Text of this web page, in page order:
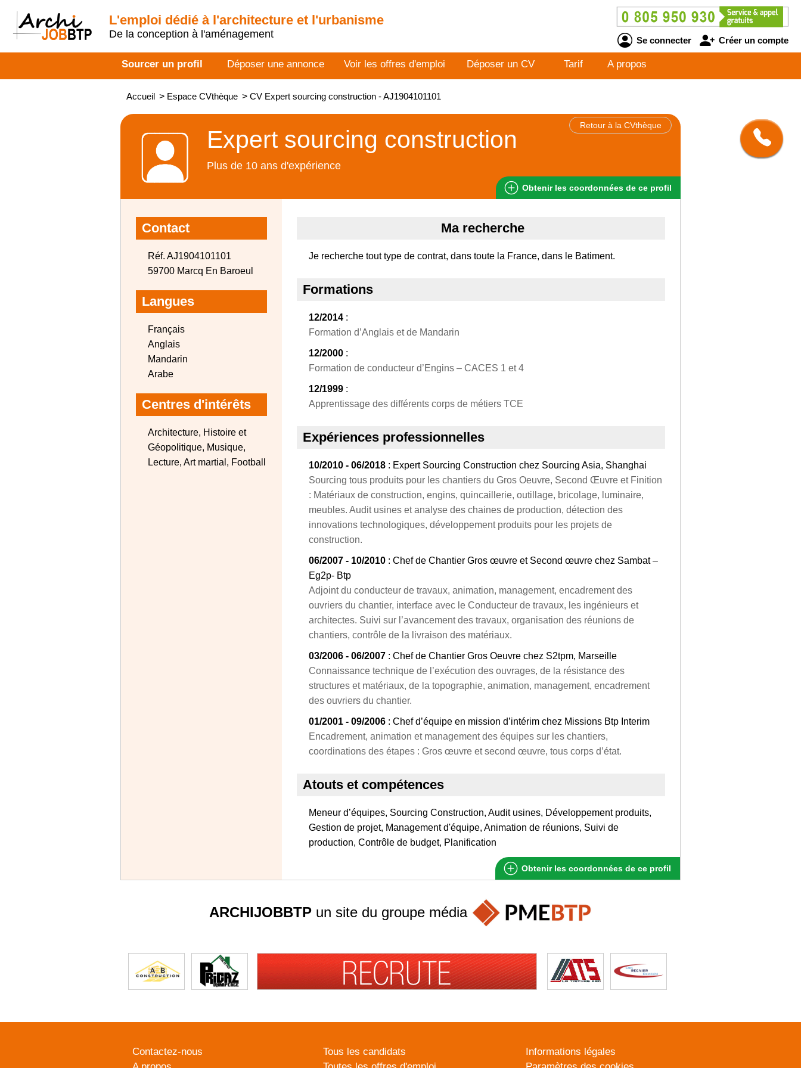
L'emploi dédié à l'architecture et l'urbanisme
De la conception à l'aménagement
Se connecter Créer un compte
Sourcer un profil Déposer une annonce Voir les offres d'emploi Déposer un CV Tarif A propos
Accueil > Espace CVthèque > CV Expert sourcing construction - AJ1904101101
Retour à la CVthèque
Expert sourcing construction
Plus de 10 ans d'expérience
Obtenir les coordonnées de ce profil
Contact
Réf. AJ1904101101
59700 Marcq En Baroeul
Langues
Français
Anglais
Mandarin
Arabe
Centres d'intérêts
Architecture, Histoire et
Géopolitique, Musique,
Lecture, Art martial, Football
Ma recherche
Je recherche tout type de contrat, dans toute la France, dans le Batiment.
Formations
12/2014 :
Formation d’Anglais et de Mandarin
12/2000 :
Formation de conducteur d’Engins – CACES 1 et 4
12/1999 :
Apprentissage des différents corps de métiers TCE
Expériences professionnelles
10/2010 - 06/2018 : Expert Sourcing Construction chez Sourcing Asia, Shanghai
Sourcing tous produits pour les chantiers du Gros Oeuvre, Second Œuvre et Finition
: Matériaux de construction, engins, quincaillerie, outillage, bricolage, luminaire,
meubles. Audit usines et analyse des chaines de production, détection des
innovations technologiques, développement produits pour les projets de
construction.
06/2007 - 10/2010 : Chef de Chantier Gros œuvre et Second œuvre chez Sambat –
Eg2p- Btp
Adjoint du conducteur de travaux, animation, management, encadrement des
ouvriers du chantier, interface avec le Conducteur de travaux, les ingénieurs et
architectes. Suivi sur l’avancement des travaux, organisation des réunions de
chantiers, contrôle de la livraison des matériaux.
03/2006 - 06/2007 : Chef de Chantier Gros Oeuvre chez S2tpm, Marseille
Connaissance technique de l’exécution des ouvrages, de la résistance des
structures et matériaux, de la topographie, animation, management, encadrement
des ouvriers du chantier.
01/2001 - 09/2006 : Chef d’équipe en mission d’intérim chez Missions Btp Interim
Encadrement, animation et management des équipes sur les chantiers,
coordinations des étapes : Gros œuvre et second œuvre, tous corps d’état.
Atouts et compétences
Meneur d’équipes, Sourcing Construction, Audit usines, Développement produits,
Gestion de projet, Management d'équipe, Animation de réunions, Suivi de
production, Contrôle de budget, Planification
Obtenir les coordonnées de ce profil
ARCHIJOBBTPun site du groupe média
Contactez-nous
Tous les candidats
Informations légales